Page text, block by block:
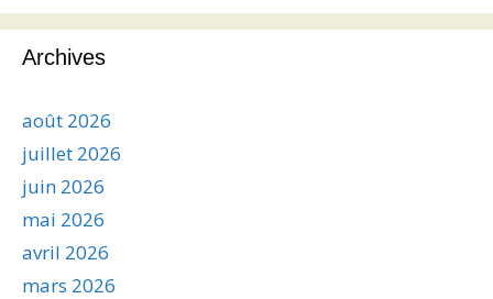
Archives
août 2026
juillet 2026
juin 2026
mai 2026
avril 2026
mars 2026